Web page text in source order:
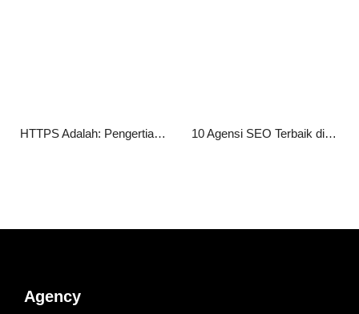
HTTPS Adalah: Pengertian, Fungsi, Cara Kerja, serta Manfaatnya bagi Website 10 Agensi SEO Terbaik di Jakarta 2026 untuk Tingkatkan Peringkat Website Anda
Agency